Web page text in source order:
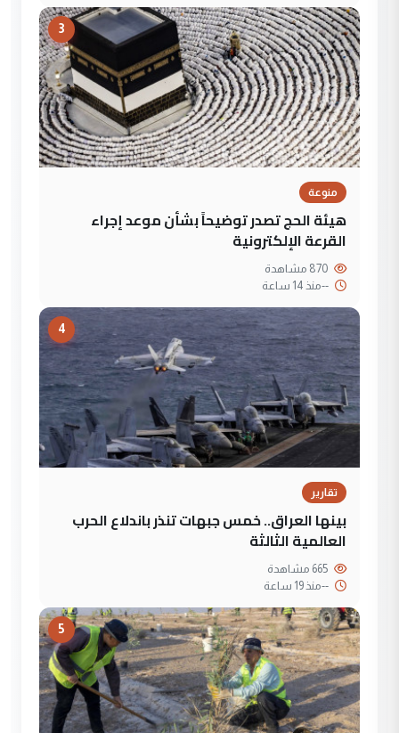
3
منوعة
هيئة الحج تصدر توضيحاً بشأن موعد إجراء
القرعة الإلكترونية
--منذ 14 ساعة
4
تقارير
بينها العراق.. خمس جبهات تنذر باندلاع الحرب
العالمية الثالثة
--منذ 19 ساعة
5